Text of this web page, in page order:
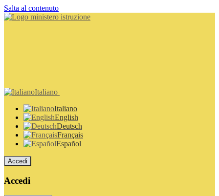
Salta al contenuto
Italiano
Italiano
English
Deutsch
Français
Español
Accedi
Accedi